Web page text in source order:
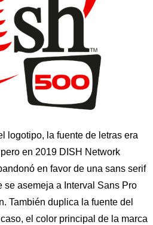
logotipo, la fuente de letras era
en 2019 DISH Network
en favor de una sans serif
se asemeja a Interval Sans Pro
También duplica la fuente del
el color principal de la marca